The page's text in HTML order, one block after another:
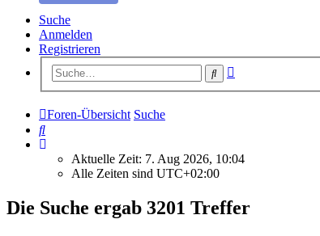
Suche
Anmelden
Registrieren
Suche
Foren-Übersicht Suche
Suche
Aktuelle Zeit: 7. Aug 2026, 10:04
Alle Zeiten sind UTC+02:00
Die Suche ergab 3201 Treffer